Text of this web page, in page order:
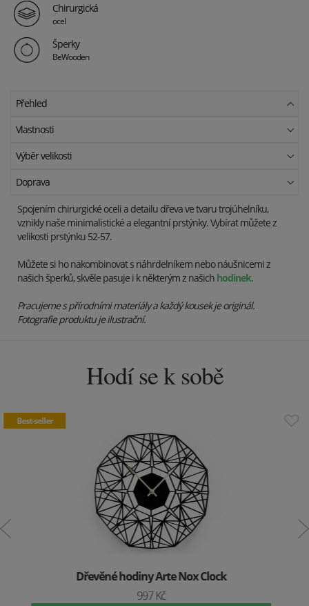
Chirurgická
ocel
Šperky
BeWooden
Přehled
Vlastnosti
Výběr velikosti
Doprava
Spojením chirurgické oceli a detailu dřeva ve tvaru trojúhelníku,
vznikly naše minimalistické a elegantní prstýnky. Vybírat můžete z
velikosti prstýnku 52-57.
Můžete si ho nakombinovat s náhrdelníkem nebo náušnicemi z
našich šperků, skvěle pasuje i k některým z našich hodinek.
Pracujeme s přírodními materiály a každý kousek je originál.
Fotografie produktu je ilustrační.
Hodí se k sobě
Dřevěné náušnice Liška
499 Kč